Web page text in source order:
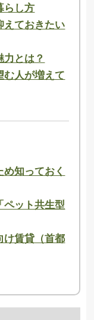
らし方
ておきたい
とは？
人が増えて
知っておく
ット共生型
賃貸（首都